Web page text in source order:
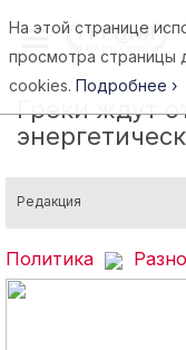
Греки ждут
Редакция
Политика
На этой странице
просмотра страницы
cookies. Подробнее ›